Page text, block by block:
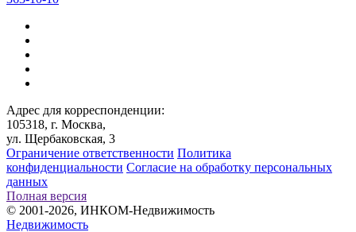
Адрес для корреспонденции:
105318, г. Москва,
ул. Щербаковская, 3
Ограничение ответственности Политика
конфиденциальности Согласие на обработку персональных
данных
Полная версия
© 2001-2026, ИНКОМ-Недвижимость
Недвижимость